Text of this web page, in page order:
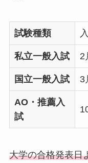
試験種類
私立一般入試 2
国立一般入試 3
AO・推薦入
試
大学の合格発表日